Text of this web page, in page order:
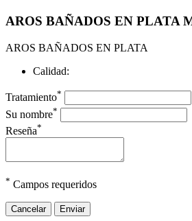
AROS BAÑADOS EN PLATA
AROS BAÑADOS EN PLATA
Calidad:
Tratamiento*
Su nombre*
Reseña*
* Campos requeridos
Cancelar Enviar